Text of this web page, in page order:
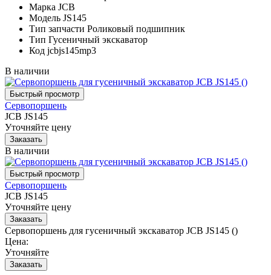
Марка JCB
Модель JS145
Тип запчасти Роликовый подшипник
Тип Гусеничный экскаватор
Код jcbjs145mp3
В наличии
Сервопоршень
JCB JS145
Уточняйте цену
В наличии
Сервопоршень
JCB JS145
Уточняйте цену
Сервопоршень для гусеничный экскаватор JCB JS145 ()
Цена:
Уточняйте